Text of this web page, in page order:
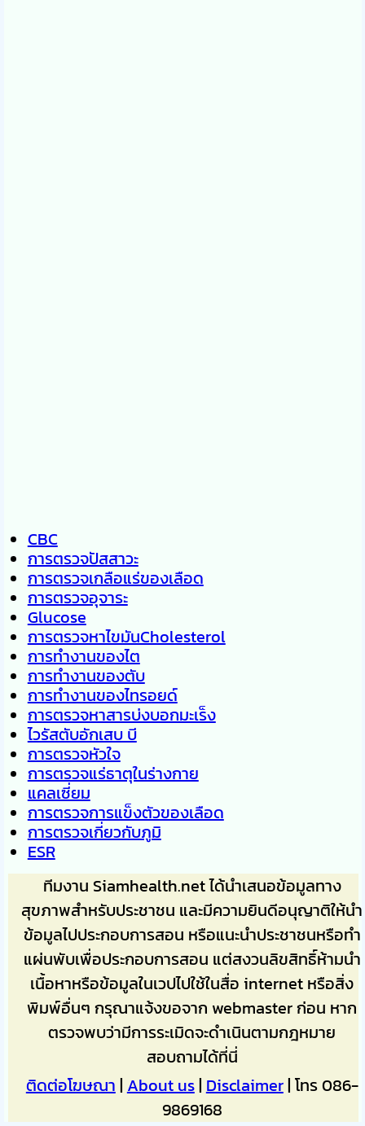
CBC
การตรวจปัสสาวะ
การตรวจเกลือแร่ของเลือด
การตรวจอุจาระ
Glucose
การตรวจหาไขมันCholesterol
การทำงานของไต
การทำงานของตับ
การทำงานของไทรอยด์
การตรวจหาสารบ่งบอกมะเร็ง
ไวรัสตับอักเสบ บี
การตรวจหัวใจ
การตรวจแร่ธาตุในร่างกาย
แคลเซี่ยม
การตรวจการแข็งตัวของเลือด
การตรวจเกี่ยวกับภูมิ
ESR
ทีมงาน Siamhealth.net ได้นำเสนอข้อมูลทาง
สุขภาพสำหรับประชาชน และมีความยินดีอนุญาติให้นำ
ข้อมูลไปประกอบการสอน หรือแนะนำประชาชนหรือทำ
แผ่นพับเพื่อประกอบการสอน แต่สงวนลิขสิทธิ์ห้ามนำ
เนื้อหาหรือข้อมูลในเวปไปใช้ในสื่อ internet หรือสิ่ง
พิมพ์อื่นๆ กรุณาแจ้งขอจาก webmaster ก่อน หาก
ตรวจพบว่ามีการระเมิดจะดำเนินตามกฎหมาย
สอบถามได้ที่นี่
ติดต่อโฆษณา | About us| Disclaimer| โทร 086-
9869168